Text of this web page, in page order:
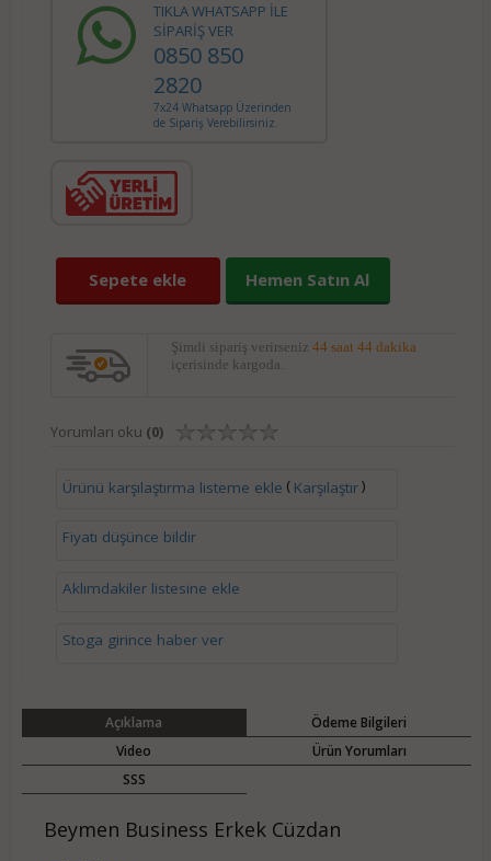
TIKLA WHATSAPP İLE
SİPARİŞ VER
0850 850
2820
7x24 Whatsapp Üzerinden
de Sipariş Verebilirsiniz.
Sepete ekle Hemen Satın Al
Şimdi sipariş verirseniz 44 saat 44 dakika
içerisinde kargoda.
Yorumları oku (0)
Ürünü karşılaştırma listeme ekle ( Karşılaştır)
Fiyatı düşünce bildir
Aklımdakiler listesine ekle
Stoga girince haber ver
Açıklama
Ödeme Bilgileri
Video
Ürün Yorumları
SSS
Beymen Business Erkek Cüzdan